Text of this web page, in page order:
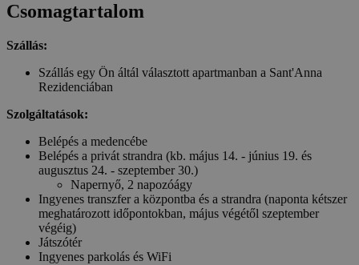
Csomagtartalom
Szállás:
Szállás egy Ön áltál választott apartmanban a Sant'Anna
Rezidenciában
Szolgáltatások:
Belépés a medencébe
Belépés a privát strandra (kb. május 14. - június 19. és
augusztus 24. - szeptember 30.)
Napernyő, 2 napozóágy
Ingyenes transzfer a központba és a strandra (naponta kétszer
meghatározott időpontokban, május végétől szeptember
végéig)
Játszótér
Ingyenes parkolás és WiFi